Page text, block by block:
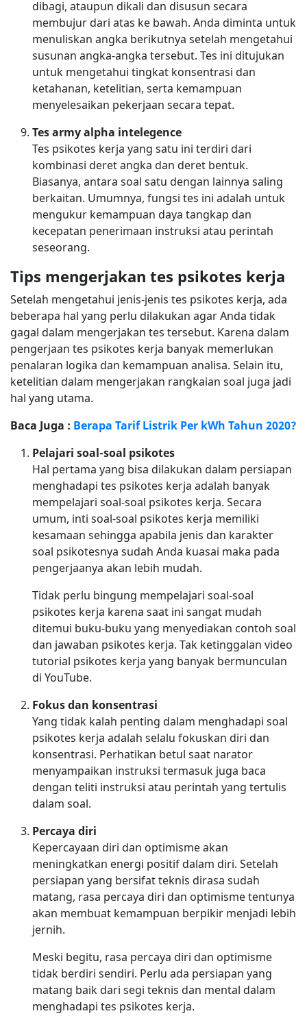
dibagi, ataupun dikali dan disusun secara
membujur dari atas ke bawah. Anda diminta untuk
menuliskan angka berikutnya setelah mengetahui
susunan angka-angka tersebut. Tes ini ditujukan
untuk mengetahui tingkat konsentrasi dan
ketahanan, ketelitian, serta kemampuan
menyelesaikan pekerjaan secara tepat.
Tes army alpha intelegence
Tes psikotes kerja yang satu ini terdiri dari
kombinasi deret angka dan deret bentuk.
Biasanya, antara soal satu dengan lainnya saling
berkaitan. Umumnya, fungsi tes ini adalah untuk
mengukur kemampuan daya tangkap dan
kecepatan penerimaan instruksi atau perintah
seseorang.
Tips mengerjakan tes psikotes kerja
Setelah mengetahui jenis-jenis tes psikotes kerja, ada
beberapa hal yang perlu dilakukan agar Anda tidak
gagal dalam mengerjakan tes tersebut. Karena dalam
pengerjaan tes psikotes kerja banyak memerlukan
penalaran logika dan kemampuan analisa. Selain itu,
ketelitian dalam mengerjakan rangkaian soal juga jadi
hal yang utama.
Baca Juga : Berapa Tarif Listrik Per kWh Tahun 2020?
Pelajari soal-soal psikotes
Hal pertama yang bisa dilakukan dalam persiapan
menghadapi tes psikotes kerja adalah banyak
mempelajari soal-soal psikotes kerja. Secara
umum, inti soal-soal psikotes kerja memiliki
kesamaan sehingga apabila jenis dan karakter
soal psikotesnya sudah Anda kuasai maka pada
pengerjaanya akan lebih mudah.
Tidak perlu bingung mempelajari soal-soal
psikotes kerja karena saat ini sangat mudah
ditemui buku-buku yang menyediakan contoh soal
dan jawaban psikotes kerja. Tak ketinggalan video
tutorial psikotes kerja yang banyak bermunculan
di YouTube.
Fokus dan konsentrasi
Yang tidak kalah penting dalam menghadapi soal
psikotes kerja adalah selalu fokuskan diri dan
konsentrasi. Perhatikan betul saat narator
menyampaikan instruksi termasuk juga baca
dengan teliti instruksi atau perintah yang tertulis
dalam soal.
Percaya diri
Kepercayaan diri dan optimisme akan
meningkatkan energi positif dalam diri. Setelah
persiapan yang bersifat teknis dirasa sudah
matang, rasa percaya diri dan optimisme tentunya
akan membuat kemampuan berpikir menjadi lebih
jernih.
Meski begitu, rasa percaya diri dan optimisme
tidak berdiri sendiri. Perlu ada persiapan yang
matang baik dari segi teknis dan mental dalam
menghadapi tes psikotes kerja.